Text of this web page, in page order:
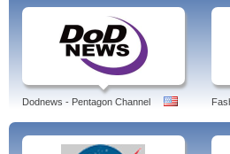
Dodnews - Pentagon Channel